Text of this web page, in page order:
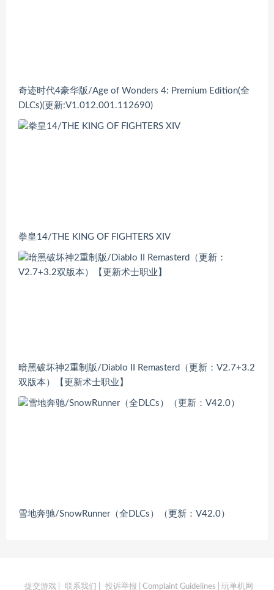
奇迹时代4豪华版/Age of Wonders 4: Premium Edition(全
DLCs)(更新:V1.012.001.112690)
拳皇14/THE KING OF FIGHTERS XIV
暗黑破坏神2重制版/Diablo II Remasterd（更新：V2.7+3.2
双版本）【更新术士职业】
雪地奔驰/SnowRunner（全DLCs）（更新：V42.0）
提交游戏| 联系我们 投诉举报 | Complaint Guidelines | 玩单机网